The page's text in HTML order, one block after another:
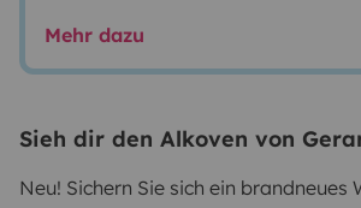
Mehr dazu
Sieh dir den Alkoven von
Neu! Sichern Sie sich ein brandneues